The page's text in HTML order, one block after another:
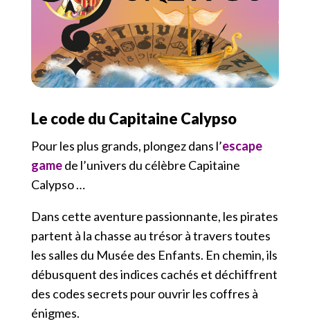
Le code du Capitaine Calypso
Pour les plus grands, plongez dans l’escape
gamede l’univers du célèbre Capitaine
Calypso …
Dans cette aventure passionnante, les pirates
partent à la chasse au trésor à travers toutes
les salles du Musée des Enfants. En chemin, ils
débusquent des indices cachés et déchiffrent
des codes secrets pour ouvrir les coffres à
énigmes.